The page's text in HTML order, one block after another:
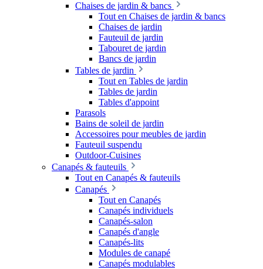
Chaises de jardin & bancs
Tout en Chaises de jardin & bancs
Chaises de jardin
Fauteuil de jardin
Tabouret de jardin
Bancs de jardin
Tables de jardin
Tout en Tables de jardin
Tables de jardin
Tables d'appoint
Parasols
Bains de soleil de jardin
Accessoires pour meubles de jardin
Fauteuil suspendu
Outdoor-Cuisines
Canapés & fauteuils
Tout en Canapés & fauteuils
Canapés
Tout en Canapés
Canapés individuels
Canapés-salon
Canapés d'angle
Canapés-lits
Modules de canapé
Canapés modulables